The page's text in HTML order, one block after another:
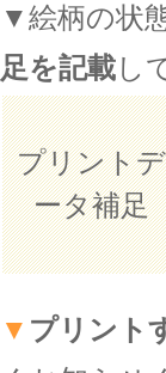
▼絵柄の状
足を記載し
プリントデ
ータ補足
▼ プリント